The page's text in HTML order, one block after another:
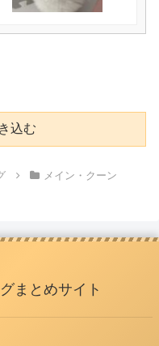
込む
メイン・クーン
まとめサイト